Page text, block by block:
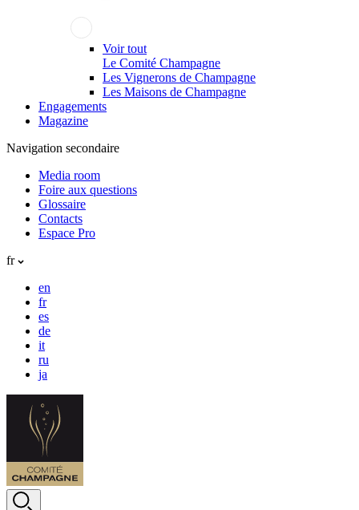
Voir tout
Le Comité Champagne
Les Vignerons de Champagne
Les Maisons de Champagne
Engagements
Magazine
Navigation secondaire
Media room
Foire aux questions
Glossaire
Contacts
Espace Pro
fr
en
fr
es
de
it
ru
ja